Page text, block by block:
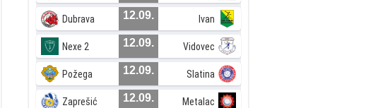
Dubrava 12.09. Ivan
Nexe 2 12.09. Vidovec
Požega 12.09. Slatina
Zaprešić 12.09. Metalac